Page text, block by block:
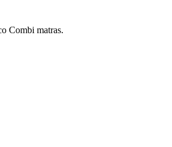
Combi matras.